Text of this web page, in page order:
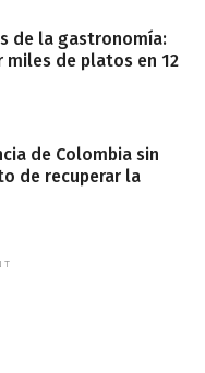
de la gastronomía:
miles de platos en 12
de Colombia sin
de recuperar la